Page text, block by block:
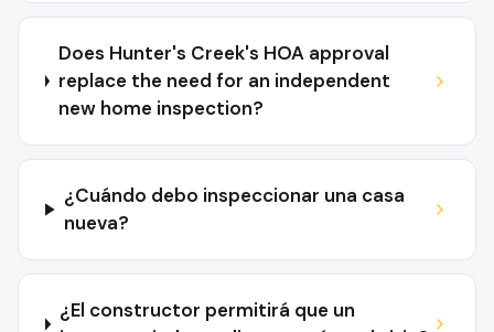
Does Hunter's Creek's HOA approval
replace the need for an independent
new home inspection?
¿Cuándo debo inspeccionar una casa
nueva?
¿El constructor permitirá que un